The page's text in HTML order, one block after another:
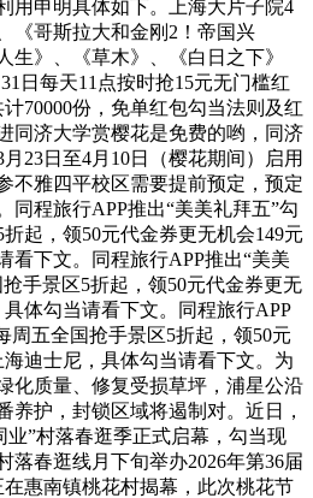
用申明具体如下。上海大片子院4
《哥斯拉大和金刚2！帝国兴
生》、《草木》、《白日之下》
日每天11点按时抢15元无门槛红
70000份，免单红包勾当法则及红
同济大学赏樱花是免费的哟，同济
23日至4月10日（樱花期间）启用
不雅四平校区需要提前预定，预定
同程旅行APP推出“美美礼拜五”勾
起，领50元代金券更无机会149元
看下文。同程旅行APP推出“美美
手景区5折起，领50元代金券更无
体勾当请看下文。同程旅行APP
周五全国抢手景区5折起，领50元
迪士尼，具体勾当请看下文。为
化质量、修复受损草坪，浦星公沿
养护，封锁区域将遏制对。近日，
业”村落春逛季正式启幕，勾当现
落春逛线月下旬举办2026年第36届
在惠南镇桃花村揭幕，此次桃花节